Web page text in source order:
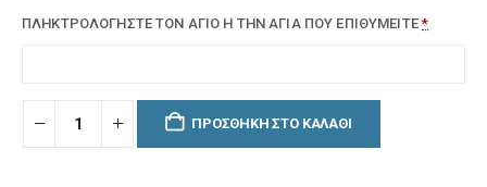
ΠΛΗΚΤΡΟΛΟΓΗΣΤΕ ΤΟΝ ΑΓΙΟ Η ΤΗΝ ΑΓΙΑ ΠΟΥ ΕΠΙΘΥΜΕΙΤΕ*
ΠΡΟΣΘΉΚΗ ΣΤΟ ΚΑΛΆΘΙ